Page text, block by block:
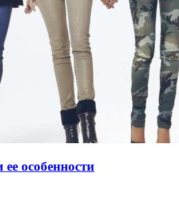
особенности